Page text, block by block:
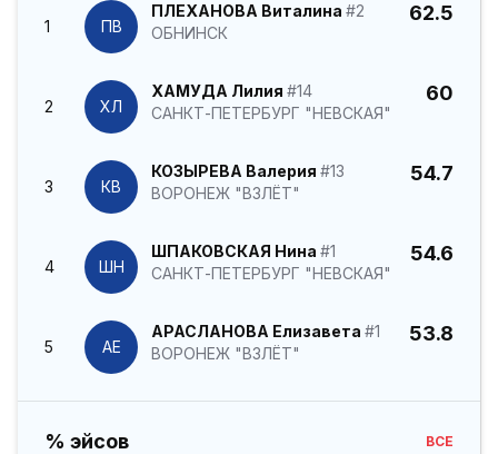
1 ПВ
ПЛЕХАНОВА Виталина #2
ОБНИНСК
62.5
2 ХЛ
ХАМУДА Лилия #14
САНКТ-ПЕТЕРБУРГ "НЕВСКАЯ"
60
3 КВ
КОЗЫРЕВА Валерия #13
ВОРОНЕЖ "ВЗЛЁТ"
54.7
4 ШН
ШПАКОВСКАЯ Нина #1
САНКТ-ПЕТЕРБУРГ "НЕВСКАЯ"
54.6
5 АЕ
АРАСЛАНОВА Елизавета #1
ВОРОНЕЖ "ВЗЛЁТ"
53.8
% эйсов ВСЕ